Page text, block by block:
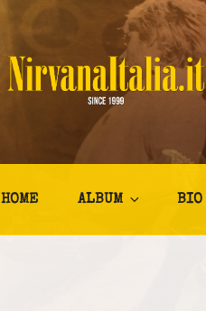
NIRVANA
Kurt Cobain Biografia
HOME ALBUM BIO